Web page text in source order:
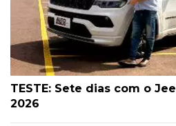
TESTE: Sete dias com o
2026